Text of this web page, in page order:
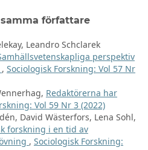
författare
Leandro Schclarek
perspektiv
, Sociologisk Forskning: Vol 57 Nr
Redaktörerna har
Vol 59 Nr 3 (2022)
David Wästerfors, Lena Sohl,
forskning i en tid av
, Sociologisk Forskning: